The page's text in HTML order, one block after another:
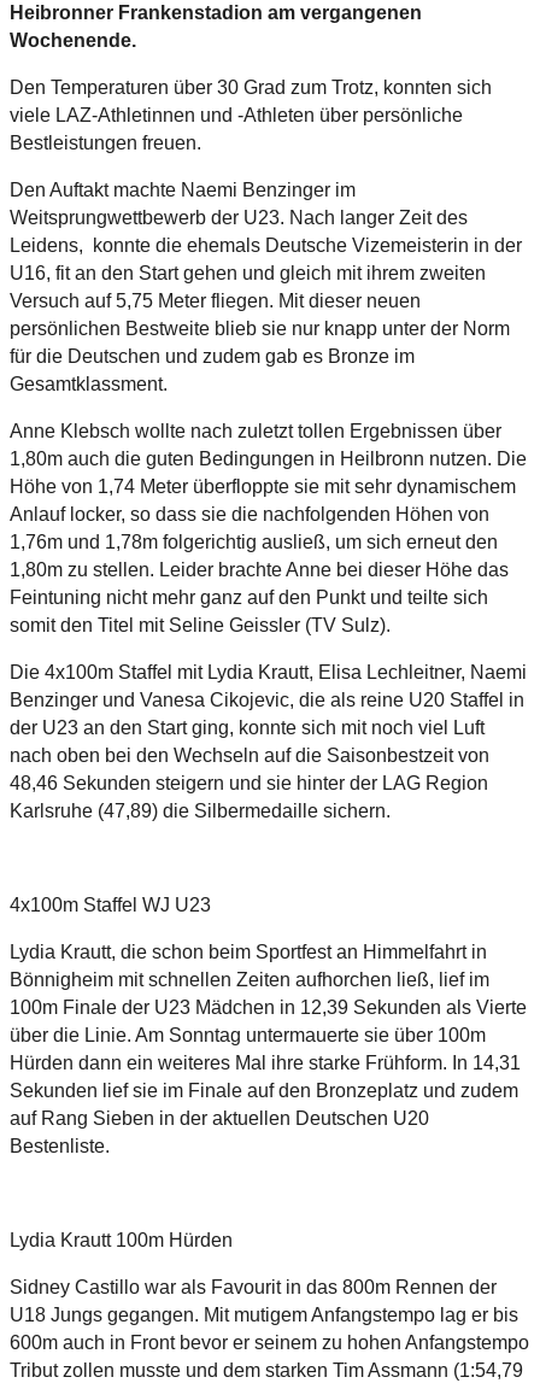
Heibronner Frankenstadion am vergangenen
Wochenende.
Den Temperaturen über 30 Grad zum Trotz, konnten sich
viele LAZ-Athletinnen und -Athleten über persönliche
Bestleistungen freuen.
Den Auftakt machte Naemi Benzinger im
Weitsprungwettbewerb der U23. Nach langer Zeit des
Leidens, konnte die ehemals Deutsche Vizemeisterin in der
U16, fit an den Start gehen und gleich mit ihrem zweiten
Versuch auf 5,75 Meter fliegen. Mit dieser neuen
persönlichen Bestweite blieb sie nur knapp unter der Norm
für die Deutschen und zudem gab es Bronze im
Gesamtklassment.
Anne Klebsch wollte nach zuletzt tollen Ergebnissen über
1,80m auch die guten Bedingungen in Heilbronn nutzen. Die
Höhe von 1,74 Meter überfloppte sie mit sehr dynamischem
Anlauf locker, so dass sie die nachfolgenden Höhen von
1,76m und 1,78m folgerichtig ausließ, um sich erneut den
1,80m zu stellen. Leider brachte Anne bei dieser Höhe das
Feintuning nicht mehr ganz auf den Punkt und teilte sich
somit den Titel mit Seline Geissler (TV Sulz).
Die 4x100m Staffel mit Lydia Krautt, Elisa Lechleitner, Naemi
Benzinger und Vanesa Cikojevic, die als reine U20 Staffel in
der U23 an den Start ging, konnte sich mit noch viel Luft
nach oben bei den Wechseln auf die Saisonbestzeit von
48,46 Sekunden steigern und sie hinter der LAG Region
Karlsruhe (47,89) die Silbermedaille sichern.
4x100m Staffel WJ U23
Lydia Krautt, die schon beim Sportfest an Himmelfahrt in
Bönnigheim mit schnellen Zeiten aufhorchen ließ, lief im
100m Finale der U23 Mädchen in 12,39 Sekunden als Vierte
über die Linie. Am Sonntag untermauerte sie über 100m
Hürden dann ein weiteres Mal ihre starke Frühform. In 14,31
Sekunden lief sie im Finale auf den Bronzeplatz und zudem
auf Rang Sieben in der aktuellen Deutschen U20
Bestenliste.
Lydia Krautt 100m Hürden
Sidney Castillo war als Favourit in das 800m Rennen der
U18 Jungs gegangen. Mit mutigem Anfangstempo lag er bis
600m auch in Front bevor er seinem zu hohen Anfangstempo
Tribut zollen musste und dem starken Tim Assmann (1:54,79